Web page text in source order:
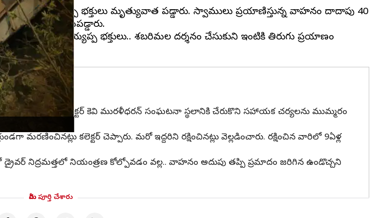
అయ్యప్ప భక్తులు మృత్యువాత పడ్డారు. స్వాములు ప్రయాణిస్తున్న వాహనం దాదాపు 40
ఇద్దరు గాయపడ్డారు.
పది మంది అయ్యప్ప భక్తులు.. శబరిమల దర్శనం చేసుకుని ఇంటికి తిరుగు ప్రయాణం
తేని జిల్లా కలెక్టర్ కెవి మురళీధరన్ సంఘటనా స్థలానికి చేరుకొని సహాయక చర్యలను ముమ్మరం
మరణించినట్లు కలెక్టర్ చెప్పారు. మరో ఇద్దరిని రక్షించినట్లు వెల్లడించారు. రక్షించిన వారిలో 9ఏళ్ల
నిద్రమత్తలో నియంత్రణ కోల్పోవడం వల్ల.. వాహనం అదుపు తప్పి ప్రమాదం జరిగిన ఉండొచ్చని
మీరు పూర్తి చేశారు